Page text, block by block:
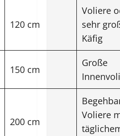
120 cm
Voliere
sehr
Käfig
150 cm
Große
200 cm
Voliere